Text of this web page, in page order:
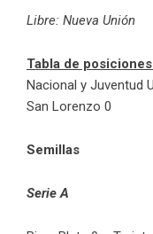
Libre: Nueva Unión
Tabla de
Nacional y Juventud
San Lorenzo 0
Semillas
Serie A